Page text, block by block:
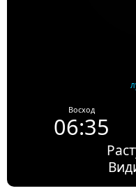
Восход
06:35